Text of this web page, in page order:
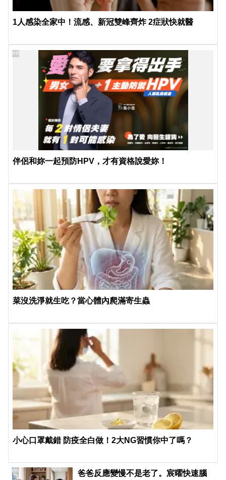
1人感染全家中！流感、新冠雙峰齊炸 2症狀快就醫
伴侶和妳一起預防HPV，才有資格說愛妳！
PR
菜沒洗淨就生吃？當心體內爬滿寄生蟲
小心口罩戴錯 防疫全白做！2大NG習慣你中了嗎？
爸爸反應變慢不是老了。宸曜快速腦
PR